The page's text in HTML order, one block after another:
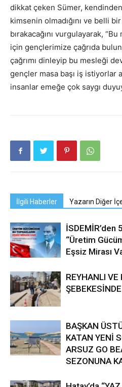
dikkat çeken Sümer,
kimsenin olmadığını ve belli
bırakacağını vurgulayarak,
için gençlerimize çağrıda
çağrımı dinleyip bu mesleği
gençler masa başı iş istiyorlar
insanlar emeğe çok saygı
İlgili Haberler Yazarın Diğer
İSDEMİR’den
“Üretim
Eşsiz Mirası
REYHANLI VE
BAŞKAN
KATAN YENİ
ARSUZ GO
SEZONUNA